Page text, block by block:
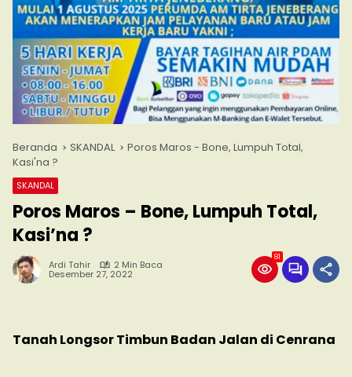
Beranda SKANDAL
Poros Maros - Bone, Lumpuh Total,
Kasi'na ?
SKANDAL
Poros Maros – Bone, Lumpuh Total,
Kasi’na ?
Ardi Tahir 2 Min Baca
Desember 27, 2022
81
Tanah Longsor Timbun Badan Jalan di Cenrana